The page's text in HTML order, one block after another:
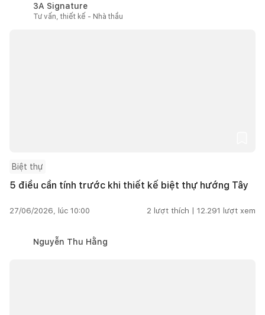
3A Signature
Tư vấn, thiết kế - Nhà thầu
Biệt thự
5 điều cần tính trước khi thiết kế biệt thự hướng Tây
27/06/2026, lúc 10:00 2 lượt thích | 12.291 lượt xem
Nguyễn Thu Hằng